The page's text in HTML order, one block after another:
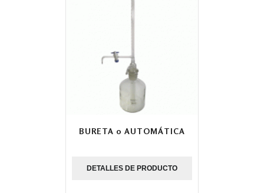
BURETA 0 AUTOMÁTICA
DETALLES DE PRODUCTO